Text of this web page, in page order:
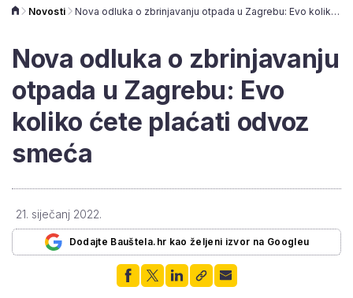
Novosti Nova odluka o zbrinjavanju otpada u Zagrebu: Evo koliko ćete plaćati odvoz smeća
Nova odluka o zbrinjavanju
otpada u Zagrebu: Evo
koliko ćete plaćati odvoz
smeća
21. siječanj 2022.
Dodajte Bauštela.hr kao željeni izvor na Googleu